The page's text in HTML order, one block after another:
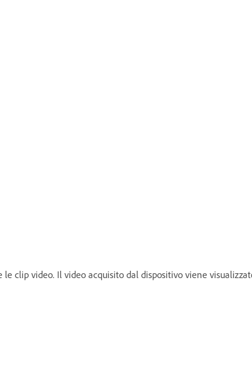
clip video. Il video acquisito dal dispositivo viene